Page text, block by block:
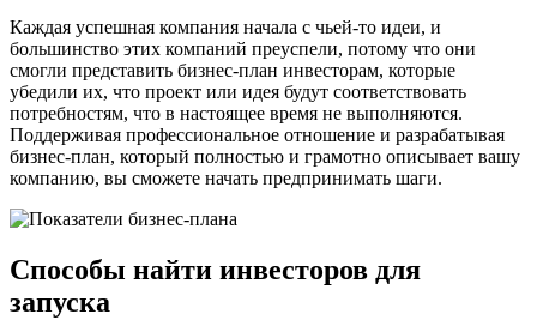
Каждая успешная компания начала с чьей-то идеи, и
большинство этих компаний преуспели, потому что они
смогли представить бизнес-план инвесторам, которые
убедили их, что проект или идея будут соответствовать
потребностям, что в настоящее время не выполняются.
Поддерживая профессиональное отношение и разрабатывая
бизнес-план, который полностью и грамотно описывает вашу
компанию, вы сможете начать предпринимать шаги.
Способы найти инвесторов для
запуска